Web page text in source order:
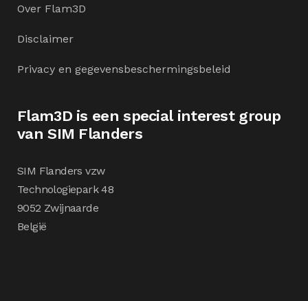
Over Flam3D
Disclaimer
Privacy en gegevensbeschermingsbeleid
Flam3D is een special interest group
van SIM Flanders
SIM Flanders vzw
Technologiepark 48
9052 Zwijnaarde
België